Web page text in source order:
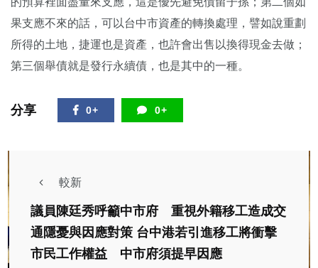
果支應不來的話，可以台中市資產的轉換處理，譬如說重劃
所得的土地，捷運也是資產，也許會出售以換得現金去做；
第三個舉債就是發行永續債，也是其中的一種。
分享 0+ 0+
較新
議員陳廷秀呼籲中市府 重視外籍移工造成交
通隱憂與因應對策 台中港若引進移工將衝擊
市民工作權益 中市府須提早因應